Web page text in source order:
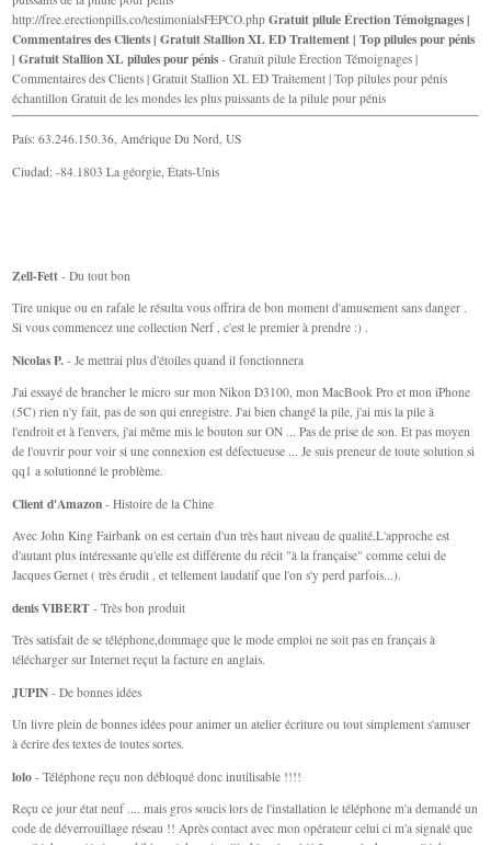
http://free.erectionpills.co/testimonialsFEPCO.phpGratuit pilule Érection Témoignages |
Commentaires des Clients | Gratuit Stallion XL ED Traitement | Top pilules pour pénis
| Gratuit Stallion XL pilules pour pénis - Gratuit pilule Érection Témoignages |
Commentaires des Clients | Gratuit Stallion XL ED Traitement | Top pilules pour pénis
échantillon Gratuit de les mondes les plus puissants de la pilule pour pénis
País: 63.246.150.36, Amérique Du Nord, US
Ciudad: -84.1803 La géorgie, États-Unis
Zell-Fett - Du tout bon
Tire unique ou en rafale le résulta vous offrira de bon moment d'amusement sans danger .
Si vous commencez une collection Nerf , c'est le premier à prendre :) .
Nicolas P. - Je mettrai plus d'étoiles quand il fonctionnera
J'ai essayé de brancher le micro sur mon Nikon D3100, mon MacBook Pro et mon iPhone
(5C) rien n'y fait, pas de son qui enregistre. J'ai bien changé la pile, j'ai mis la pile à
l'endroit et à l'envers, j'ai même mis le bouton sur ON ... Pas de prise de son. Et pas moyen
de l'ouvrir pour voir si une connexion est défectueuse ... Je suis preneur de toute solution si
qq1 a solutionné le problème.
Client d'Amazon - Histoire de la Chine
Avec John King Fairbank on est certain d'un très haut niveau de qualité.L'approche est
d'autant plus intéressante qu'elle est différente du récit "à la française" comme celui de
Jacques Gernet ( très érudit , et tellement laudatif que l'on s'y perd parfois...).
denis VIBERT - Très bon produit
Très satisfait de se téléphone,dommage que le mode emploi ne soit pas en français à
télécharger sur Internet reçut la facture en anglais.
JUPIN - De bonnes idées
Un livre plein de bonnes idées pour animer un atelier écriture ou tout simplement s'amuser
à écrire des textes de toutes sortes.
lolo - Téléphone reçu non débloqué donc inutilisable !!!!
Reçu ce jour état neuf .... mais gros soucis lors de l'installation le téléphone m'a demandé un
code de déverrouillage réseau !! Après contact avec mon opérateur celui ci m'a signalé que